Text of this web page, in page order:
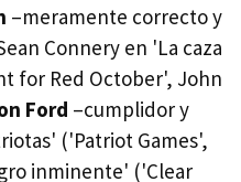
–meramente correcto y
Connery en 'La caza
for Red October', John
Ford –cumplidor y
('Patriot Games',
inminente' ('Clear